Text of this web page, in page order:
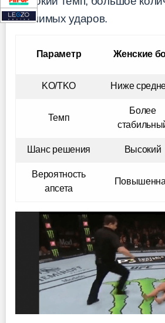
значимых ударов.
Параметр Женские
KO/TKO Ниже
Темп
Более
Шанс решения Высокий
Вероятность
апсета